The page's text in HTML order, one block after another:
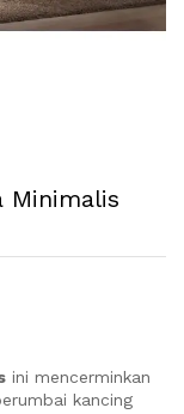
Minimalis
ini mencerminkan
kancing